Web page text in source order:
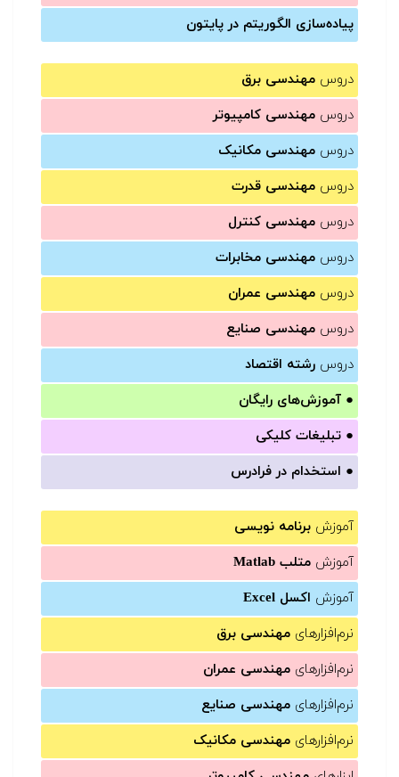
پیاده‌سازی الگوریتم در پایتون
دروس مهندسی برق
دروس مهندسی کامپیوتر
دروس مهندسی مکانیک
دروس مهندسی قدرت
دروس مهندسی کنترل
دروس مهندسی مخابرات
دروس مهندسی عمران
دروس مهندسی صنایع
دروس رشته اقتصاد
● آموزش‌های رایگان
● تبلیغات کلیکی
● استخدام در فرادرس
آموزش برنامه نویسی
آموزش متلب Matlab
آموزش اکسل Excel
نرم‌افزارهای مهندسی برق
نرم‌افزارهای مهندسی عمران
نرم‌افزارهای مهندسی صنایع
نرم‌افزارهای مهندسی مکانیک